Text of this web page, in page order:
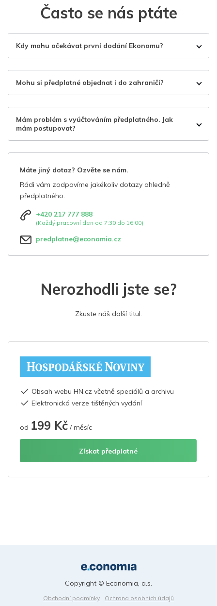
Často se nás ptáte
Kdy mohu očekávat první dodání Ekonomu?
Mohu si předplatné objednat i do zahraničí?
Mám problém s vyúčtováním předplatného. Jak
mám postupovat?
Máte jiný dotaz? Ozvěte se nám.
Rádi vám zodpovíme jakékoliv dotazy ohledně
předplatného.
+420 217 777 888
(Každý pracovní den od 7:30 do 16:00)
predplatne@economia.cz
Nerozhodli jste se?
Zkuste náš další titul.
Obsah webu HN.cz včetně speciálů a archivu
Elektronická verze tištěných vydání
od 199 Kč / měsíc
Získat předplatné
Obchodní podmínky
Ochrana osobních údajů
Copyright © Economia, a.s.